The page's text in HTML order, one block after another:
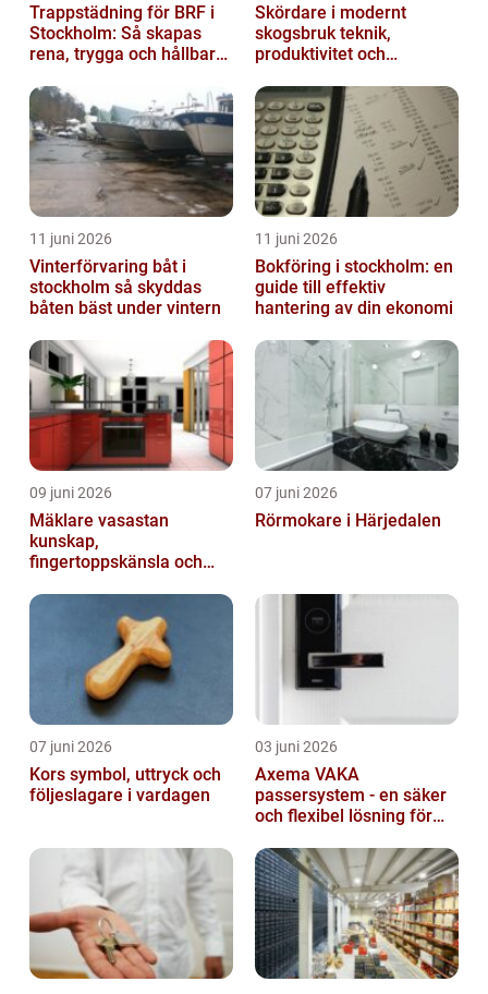
Trappstädning för BRF i
Stockholm: Så skapas
rena, trygga och hållbara
Skördare i modernt
skogsbruk teknik,
produktivitet och
11 juni 2026
Vinterförvaring båt i
stockholm så skyddas
båten bäst under vintern
11 juni 2026
Bokföring i stockholm: en
guide till effektiv
hantering av din ekonomi
09 juni 2026
Mäklare vasastan
kunskap,
fingertoppskänsla och
07 juni 2026
Rörmokare i Härjedalen
07 juni 2026
Kors symbol, uttryck och
följeslagare i vardagen
03 juni 2026
Axema VAKA
passersystem - en säker
och flexibel lösning för